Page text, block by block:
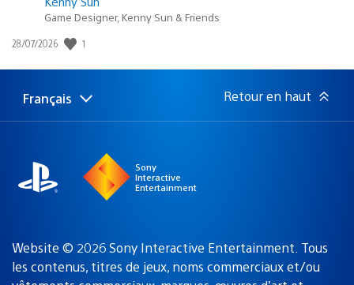
Game Designer, Kenny Sun & Friends
Date
publication
28/07/2026 1
Choisir
une
Région
actuelle
Français Retour en haut
Sony
Interactive
Entertainment
Website © 2026 Sony Interactive Entertainment. Tous
les contenus, titres de jeux, noms commerciaux et/ou